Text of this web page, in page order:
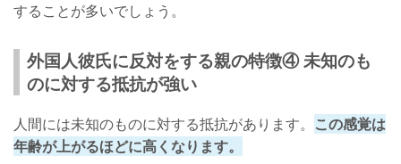
することが多いでしょう。
外国人彼氏に反対をする親の特徴④ 未知のも
のに対する抵抗が強い
人間には未知のものに対する抵抗があります。 この感覚は
年齢が上がるほどに高くなります。